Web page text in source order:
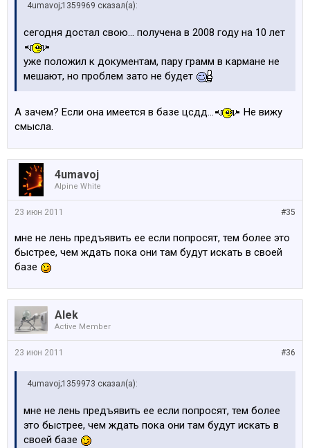
4umavoj;1359969 сказал(а):
сегодня достал свою... получена в 2008 году на 10 лет
уже положил к документам, пару грамм в кармане не
мешают, но проблем зато не будет
А зачем? Если она имеется в базе цсдд...
Не вижу
смысла.
4umavoj
Alpine White
#35
23 июн 2011
мне не лень предъявить ее если попросят, тем более это
быстрее, чем ждать пока они там будут искать в своей
базе
Alek
Active Member
#36
23 июн 2011
4umavoj;1359973 сказал(а):
мне не лень предъявить ее если попросят, тем более
это быстрее, чем ждать пока они там будут искать в
своей базе